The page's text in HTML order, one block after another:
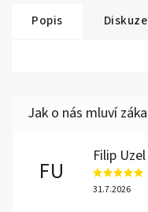
Popis Diskuze
FU
Filip Uzel
31.7.2026